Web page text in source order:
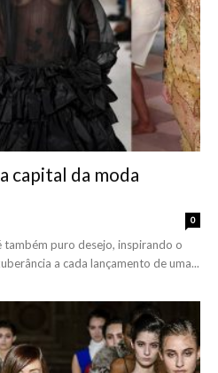
capital da moda
0
também puro desejo, inspirando o
a cada lançamento de uma...